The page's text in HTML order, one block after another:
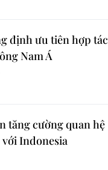
định ưu tiên hợp tác
Nam Á
tăng cường quan hệ
Indonesia